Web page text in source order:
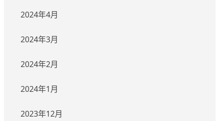
2024年4月
2024年3月
2024年2月
2024年1月
2023年12月